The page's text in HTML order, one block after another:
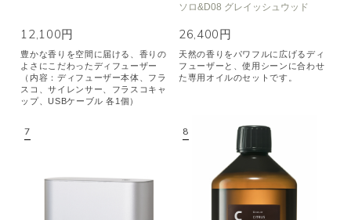
12,100円
豊かな香りを空間に届ける、香りの
よさにこだわったディフューザー
（内容：ディフューザー本体、フラ
スコ、サイレンサー、フラスコキャ
ップ、USBケーブル 各1個）
ソロ&D08 グレイッシュウッド
26,400円
天然の香りをパワフルに広げるディ
フューザーと、使用シーンに合わせ
た専用オイルのセットです。